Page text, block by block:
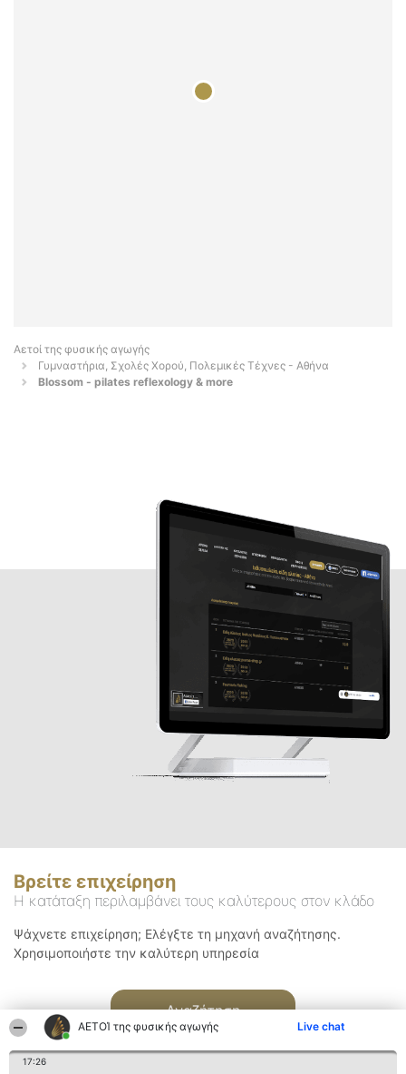
ΑΕΤΟΊ της φυσικής αγωγής Live chat
17:26
Αετοί της φυσικής αγωγής
Γυμναστήρια, Σχολές Χορού, Πολεμικές Τέχνες - Αθήνα
Blossom - pilates reflexology & more
Βρείτε επιχείρηση
Η κατάταξη περιλαμβάνει τους καλύτερους στον κλάδο
Ψάχνετε επιχείρηση; Ελέγξτε τη μηχανή αναζήτησης.
Χρησιμοποιήστε την καλύτερη υπηρεσία
Αναζήτηση